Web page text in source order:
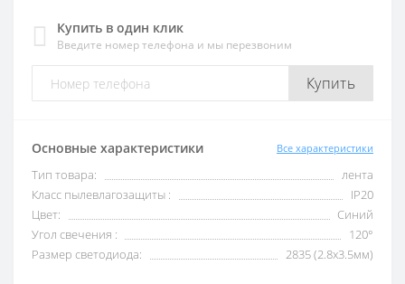
Купить в один клик
Введите номер телефона и мы перезвоним
Купить
Основные характеристики Все характеристики
Тип товара:
лента
Класс пылевлагозащиты :
IP20
Цвет:
Синий
Угол свечения :
120°
Размер светодиода:
2835 (2.8x3.5мм)